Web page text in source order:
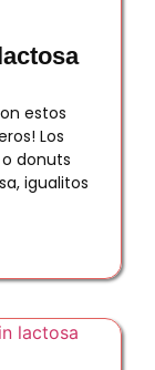
estos
Los
donuts
igualitos